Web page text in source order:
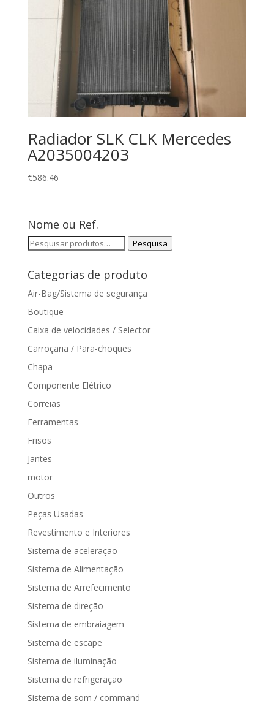
Radiador SLK CLK Mercedes
A2035004203
€586.46
Nome ou Ref.
Pesquisar
Pesquisa
Categorias de produto
Air-Bag/Sistema de segurança
Boutique
Caixa de velocidades / Selector
Carroçaria / Para-choques
Chapa
Componente Elétrico
Correias
Ferramentas
Frisos
Jantes
motor
Outros
Peças Usadas
Revestimento e Interiores
Sistema de aceleração
Sistema de Alimentação
Sistema de Arrefecimento
Sistema de direção
Sistema de embraiagem
Sistema de escape
Sistema de iluminação
Sistema de refrigeração
Sistema de som / command